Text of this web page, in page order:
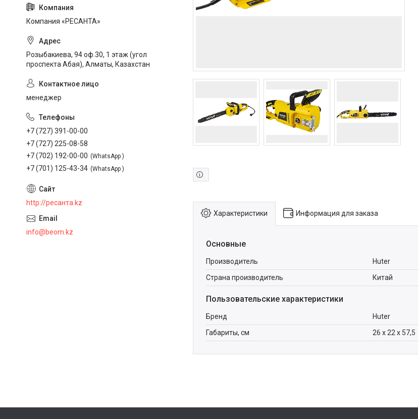
Характеристики Информация для заказа
Основные
Производитель
Huter
Страна производитель
Китай
Пользовательские характеристики
Бренд
Huter
Габариты, см
26 х 22 х 57,5
Компания «РЕСАНТА»
Розыбакиева, 94 оф.30, 1 этаж (угол
проспекта Абая), Алматы, Казахстан
менеджер
+7 (727) 391-00-00
+7 (727) 225-08-58
+7 (702) 192-00-00
WhatsApp
+7 (701) 125-43-34 WhatsApp
http://ресанта.kz
info@beom.kz